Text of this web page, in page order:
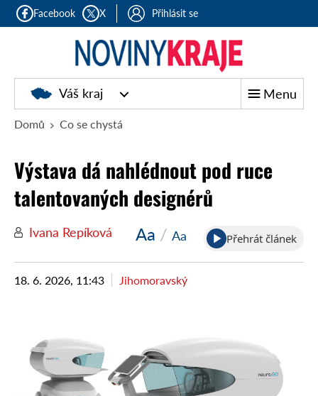
Facebook X Přihlásit se
Noviny
kraje
Váš kraj Menu
Domů Co se chystá
Výstava dá nahlédnout pod ruce
talentovaných designérů
Ivana Repíková Aa / Aa Přehrát článek
18. 6. 2026, 11:43 Jihomoravský